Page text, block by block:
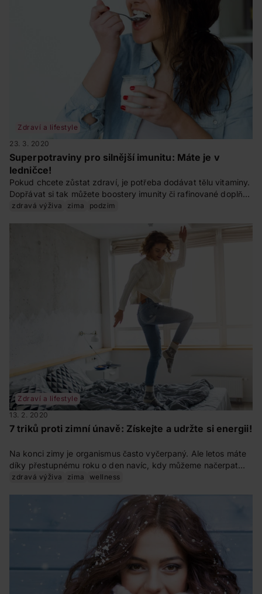
Zdraví a lifestyle
23. 3. 2020
Superpotraviny pro silnější imunitu: Máte je v
ledničce!
Pokud chcete zůstat zdraví, je potřeba dodávat tělu vitaminy.
Dopřávat si tak můžete boostery imunity či rafinované doplňky
stravy. To, co vás udrží v kondici a posílí vaši imunitu najdete i
zdravá výživa zima podzim
Zdraví a lifestyle
13. 2. 2020
7 triků proti zimní únavě: Získejte a udržte si energii!
Na konci zimy je organismus často vyčerpaný. Ale letos máte
díky přestupnému roku o den navíc, kdy můžeme načerpat
energii. Jak? Přinášíme vám 7 tipů, jak získat ztracenou
zdravá výživa zima wellness